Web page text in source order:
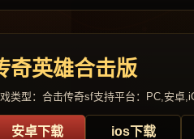
奇英雄合击版
类型：合击传奇sf支持平台：PC,安卓
安卓下载 ios下载